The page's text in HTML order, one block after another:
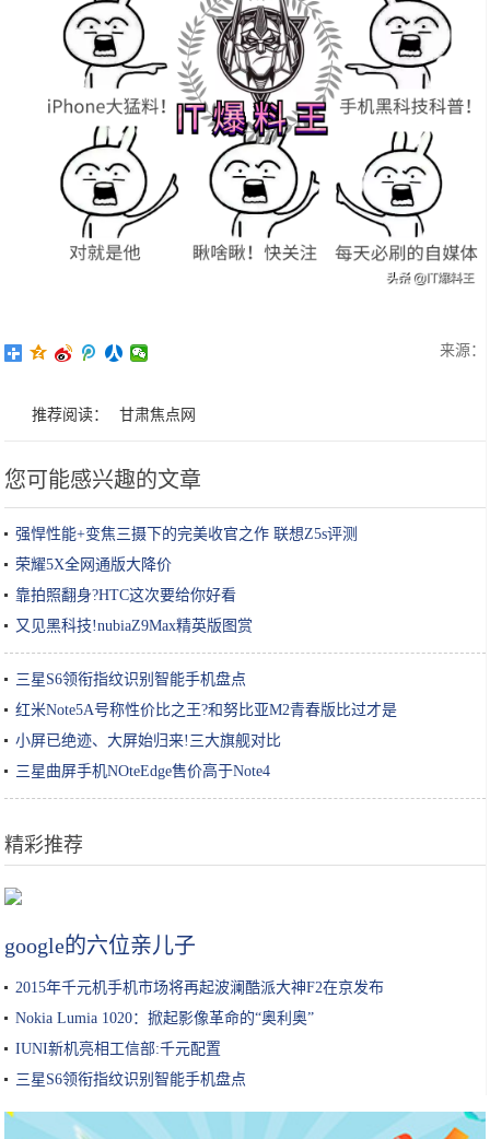
来源：
推荐阅读： 甘肃焦点网
您可能感兴趣的文章
强悍性能+变焦三摄下的完美收官之作 联想Z5s评测
荣耀5X全网通版大降价
靠拍照翻身?HTC这次要给你好看
又见黑科技!nubiaZ9Max精英版图赏
三星S6领衔指纹识别智能手机盘点
红米Note5A号称性价比之王?和努比亚M2青春版比过才是
小屏已绝迹、大屏始归来!三大旗舰对比
三星曲屏手机NOteEdge售价高于Note4
精彩推荐
google的六位亲儿子
2015年千元机手机市场将再起波澜酷派大神F2在京发布
Nokia Lumia 1020：掀起影像革命的“奥利奥”
IUNI新机亮相工信部:千元配置
三星S6领衔指纹识别智能手机盘点